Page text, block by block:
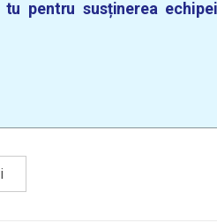
pentru susținerea echipei